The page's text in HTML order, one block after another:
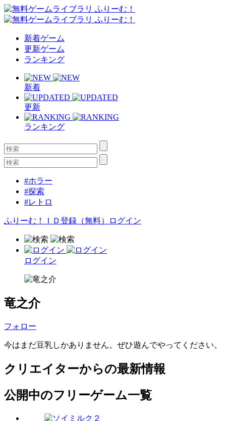
新着ゲーム
更新ゲーム
ランキング
新着
更新
ランキング
#ホラー
#探索
#レトロ
ふりーむ！ＩＤ登録（無料） ログイン
ログイン
竜之介
フォロー
今はまだ豆乳しかありません。ぜひ遊んでやってください。
クリエイターからの最新情報
公開中のフリーゲーム一覧